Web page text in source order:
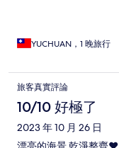
YUCHUAN，1 晚旅行
旅客真實評論
10/10 好極了
2023 年 10 月 26 日